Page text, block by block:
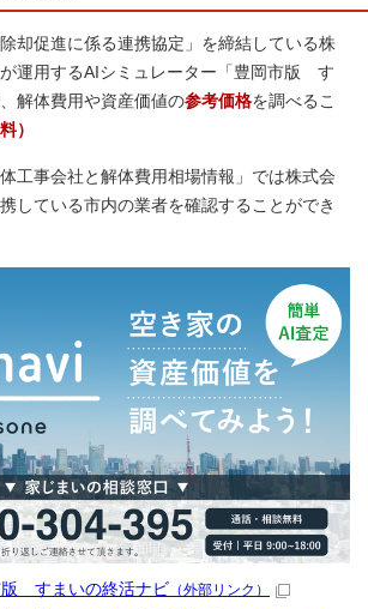
却促進に係る連携協定」を締結している株
運用するAIシミュレーター「豊岡市版 す
解体費用や資産価値の参考価格を調べるこ
）
工事会社と解体費用相場情報」では株式会
している市内の業者を確認することができ
版 すまいの終活ナビ （外部リンク）